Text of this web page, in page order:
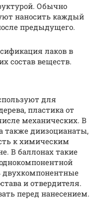
Обычно
наносить каждый
предыдущего.
лаков в
состав веществ.
для
пластика от
механических. В
также диизоцианаты,
к химическим
В баллонах такие
двухкомпонентные
и отвердителя.
перед нанесением.